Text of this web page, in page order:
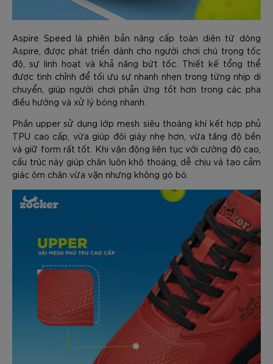
Aspire Speed là phiên bản nâng cấp toàn diện từ dòng
Aspire, được phát triển dành cho người chơi chú trọng tốc
độ, sự linh hoạt và khả năng bứt tốc. Thiết kế tổng thể
được tinh chỉnh để tối ưu sự nhanh nhẹn trong từng nhịp di
chuyển, giúp người chơi phản ứng tốt hơn trong các pha
điều hướng và xử lý bóng nhanh.
Phần upper sử dụng lớp mesh siêu thoáng khí kết hợp phủ
TPU cao cấp, vừa giúp đôi giày nhẹ hơn, vừa tăng độ bền
và giữ form rất tốt. Khi vận động liên tục với cường độ cao,
cấu trúc này giúp chân luôn khô thoáng, dễ chịu và tạo cảm
giác ôm chân vừa vặn nhưng không gò bó.